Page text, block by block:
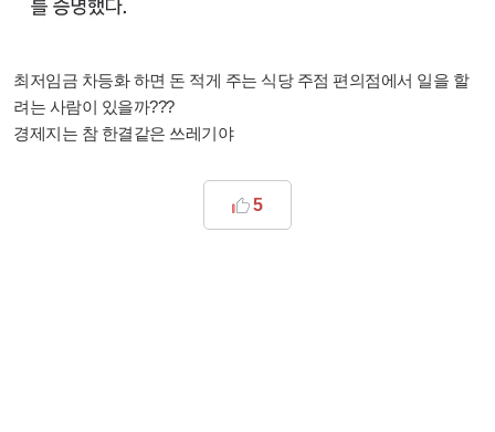
최저임금 차등화 하면 돈 적게 주는 식당 주점 편의점에서 일을 할
려는 사람이 있을까???
경제지는 참 한결같은 쓰레기야
5